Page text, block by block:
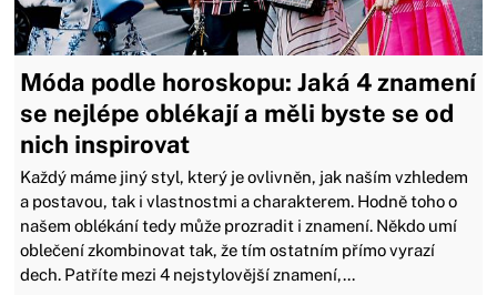
Móda podle horoskopu: Jaká 4 znamení
se nejlépe oblékají a měli byste se od
nich inspirovat
Každý máme jiný styl, který je ovlivněn, jak naším vzhledem
a postavou, tak i vlastnostmi a charakterem. Hodně toho o
našem oblékání tedy může prozradit i znamení. Někdo umí
oblečení zkombinovat tak, že tím ostatním přímo vyrazí
dech. Patříte mezi 4 nejstylovější znamení,...